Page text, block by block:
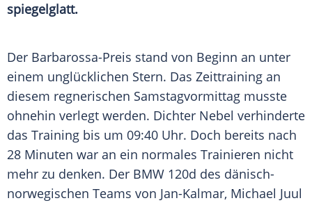
spiegelglatt.
Der Barbarossa-Preis stand von Beginn an unter
einem unglücklichen Stern. Das Zeittraining an
diesem regnerischen Samstagvormittag musste
ohnehin verlegt werden. Dichter Nebel verhinderte
das Training bis um 09:40 Uhr. Doch bereits nach
28 Minuten war an ein normales Trainieren nicht
mehr zu denken. Der BMW 120d des dänisch-
norwegischen Teams von Jan-Kalmar, Michael Juul